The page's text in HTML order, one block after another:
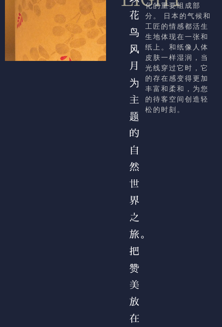
花
鸟
风
月
为
主
题
的
自
然
世
界
之
旅。
把
赞
美
放
在
化的重要组成部
分。 日本的气候和
工匠的情感都活生
生地体现在一张和
纸上。和纸像人体
皮肤一样湿润，当
光线穿过它时，它
的存在感变得更加
丰富和柔和，为您
的待客空间创造轻
松的时刻。